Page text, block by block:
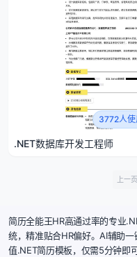
3772人使
.NET数据库开发工程师
上一页
简历全能王HR高通过率的专业
统，精准贴合HR偏好。AI辅助
值.NET简历模板，仅需5分钟即